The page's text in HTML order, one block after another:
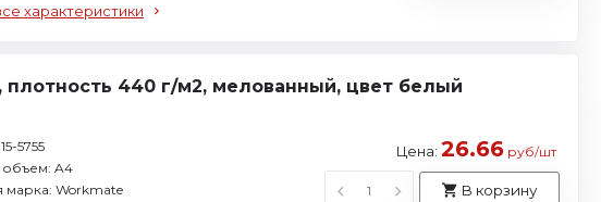
характеристики
440 г/м2, мелованный, цвет белый
5755
A4
марка: Workmate
Цена: 26.66 руб/шт
В корзину